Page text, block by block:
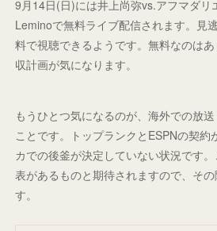
9月14日(日)には井上尚弥vs.アフマダリ
Leminoで無料ライブ配信されます。見
料で視聴できるようです。無料なのは
収計画が気になります。
もうひとつ気になるのが、海外での放
ことです。トップランクとESPNの契約
カでの後釜が決定していない状況です
表があるものと期待されますので、そ
す。